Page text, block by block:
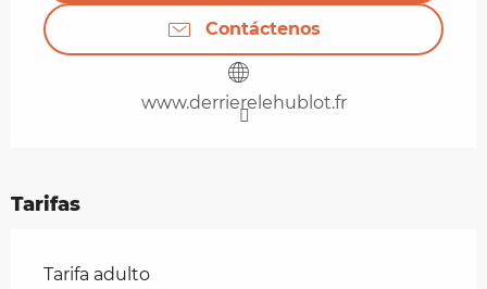
Contáctenos
www.derrierelehublot.fr
Tarifas
Tarifas 2026
Tarifa adulto